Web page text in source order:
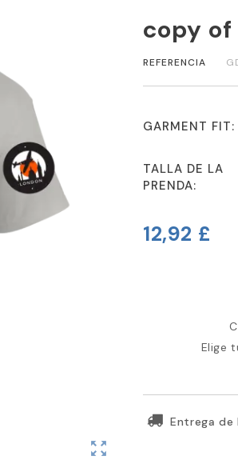
zoom_out_map
copy of
REFERENCIA
GARMENT FIT:
TALLA DE LA
PRENDA:
12,92 £
Elige
Entrega de